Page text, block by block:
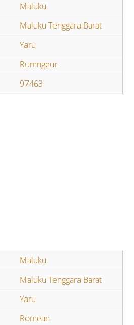
Maluku
Maluku Tenggara Barat
Yaru
Rumngeur
97463
Maluku
Maluku Tenggara Barat
Yaru
Romean